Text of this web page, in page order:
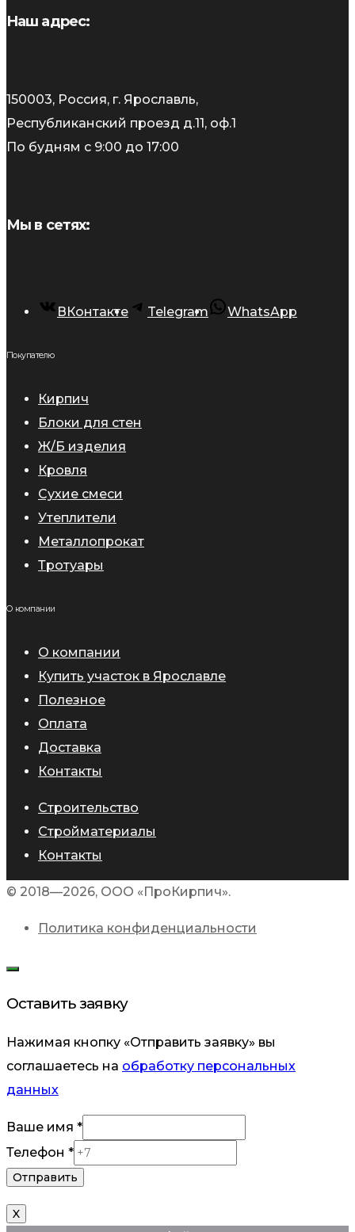
Наш адрес:
150003, Россия, г. Ярославль,
Республиканский проезд д.11, оф.1
По будням с 9:00 до 17:00
Мы в сетях:
ВКонтакте Telegram WhatsApp
Покупателю
Кирпич
Блоки для стен
Ж/Б изделия
Кровля
Сухие смеси
Утеплители
Металлопрокат
Тротуары
О компании
О компании
Купить участок в Ярославле
Полезное
Оплата
Доставка
Контакты
Строительство
Стройматериалы
Контакты
© 2018—2026, ООО «ПроКирпич».
Политика конфиденциальности
Оставить заявку
Нажимая кнопку «Отправить заявку» вы
соглашаетесь на обработку персональных
данных
Ваше
имя
Телефон
Ваше имя *
Телефон *
Отправить
X